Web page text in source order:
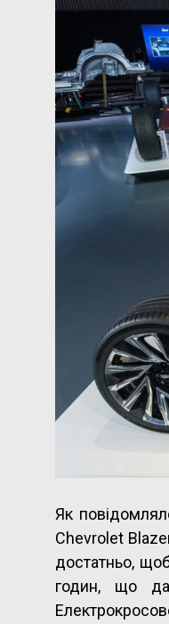
Як
Chevrolet
достатньо,
годин, що